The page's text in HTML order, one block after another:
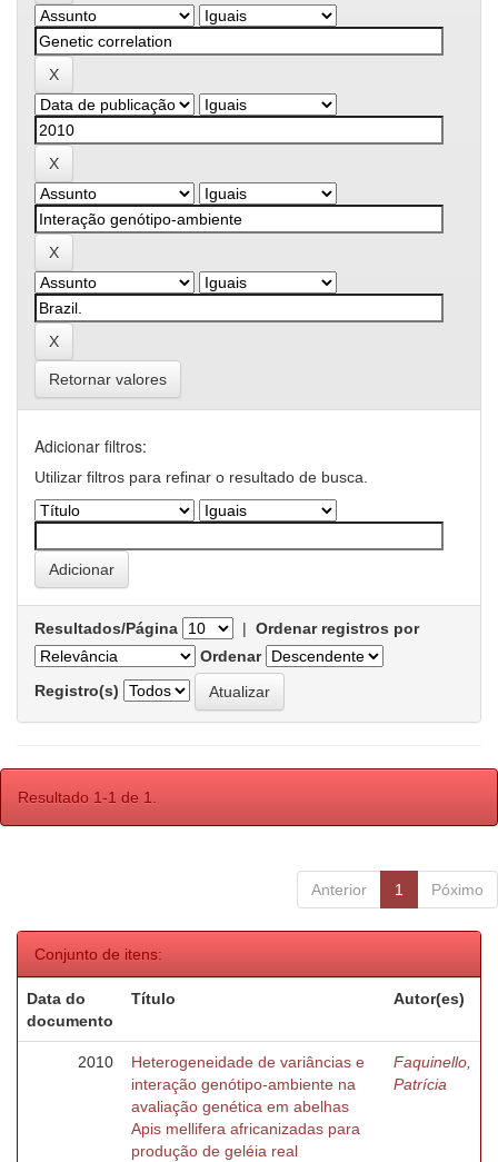
Retornar valores
Adicionar filtros:
Utilizar filtros para refinar o resultado de busca.
Resultados/Página | Ordenar registros por
Ordenar
Registro(s)
Resultado 1-1 de 1.
Anterior 1 Póximo
Conjunto de itens:
Data do
documento
Título Autor(es)
2010
Heterogeneidade de variâncias e
interação genótipo-ambiente na
avaliação genética em abelhas
Apis mellifera africanizadas para
produção de geléia real
Faquinello,
Patrícia